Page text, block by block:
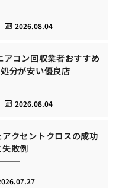
2026.08.04
アコン回収業者おすすめ
分が安い優良店
2026.08.04
クセントクロスの成功
敗例